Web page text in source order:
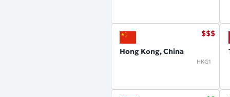
Hong Kong, China
HKG1